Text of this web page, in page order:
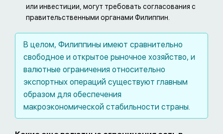
или инвестиции, могут требовать согласования с
правительственными органами Филиппин.
В целом, Филиппины имеют сравнительно
свободное и открытое рыночное хозяйство, и
валютные ограничения относительно
экспортных операций существуют главным
образом для обеспечения
макроэкономической стабильности страны.